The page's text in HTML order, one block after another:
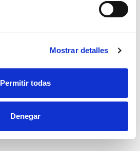
Mostrar detalles
Permitir todas
Denegar